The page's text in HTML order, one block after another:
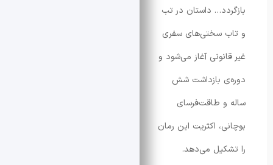
داستان در تب
سختی‌های سفری
آغاز می‌شود و
بازداشت شش
طاقت‌فرسای
اکثریت این رمان
می‌دهد.